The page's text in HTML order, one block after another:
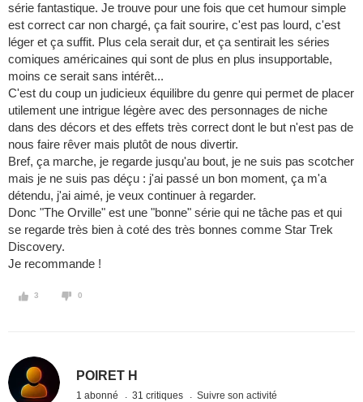
série fantastique. Je trouve pour une fois que cet humour simple
est correct car non chargé, ça fait sourire, c'est pas lourd, c'est
léger et ça suffit. Plus cela serait dur, et ça sentirait les séries
comiques américaines qui sont de plus en plus insupportable,
moins ce serait sans intérêt...
C'est du coup un judicieux équilibre du genre qui permet de placer
utilement une intrigue légère avec des personnages de niche
dans des décors et des effets très correct dont le but n'est pas de
nous faire rêver mais plutôt de nous divertir.
Bref, ça marche, je regarde jusqu'au bout, je ne suis pas scotcher
mais je ne suis pas déçu : j'ai passé un bon moment, ça m'a
détendu, j'ai aimé, je veux continuer à regarder.
Donc "The Orville" est une "bonne" série qui ne tâche pas et qui
se regarde très bien à coté des très bonnes comme Star Trek
Discovery.
Je recommande !
3 0
POIRET H
1 abonné 31 critiques Suivre son activité